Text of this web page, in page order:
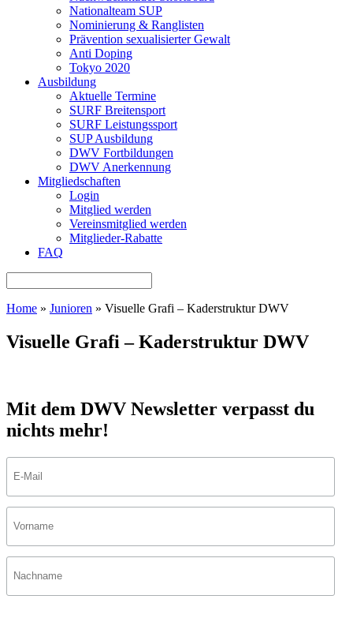
Nationalteam SUP
Nominierung & Ranglisten
Prävention sexualisierter Gewalt
Anti Doping
Tokyo 2020
Ausbildung
Aktuelle Termine
SURF Breitensport
SURF Leistungssport
SUP Ausbildung
DWV Fortbildungen
DWV Anerkennung
Mitgliedschaften
Login
Mitglied werden
Vereinsmitglied werden
Mitglieder-Rabatte
FAQ
Home » Junioren » Visuelle Grafi – Kaderstruktur DWV
Visuelle Grafi – Kaderstruktur DWV
Mit dem DWV Newsletter verpasst du
nichts mehr!